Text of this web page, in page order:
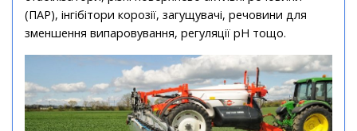
(ПАР), інгібітори корозії, загущувачі, речовини для
зменшення випаровування, регуляції рH тощо.